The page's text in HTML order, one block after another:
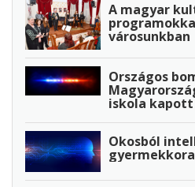
A magyar
városunkban
Országos
iskola
Okosból